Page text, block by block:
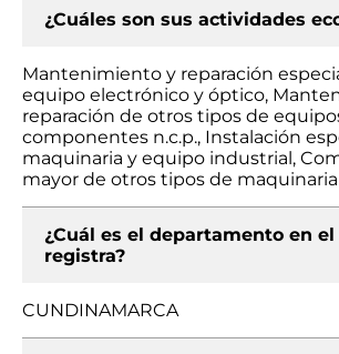
¿Cuáles son sus actividades
Mantenimiento y reparación
equipo electrónico y óptico,
reparación de otros tipos de
componentes n.c.p., Instalación
maquinaria y equipo industrial,
mayor de otros tipos de
¿Cuál es el departamento en el
registra?
CUNDINAMARCA